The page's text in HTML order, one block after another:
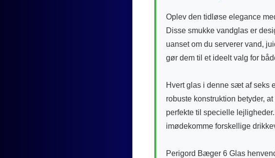
Oplev den tidløse elegance
Disse smukke vandglas er
uanset om du serverer vand,
gør dem til et ideelt valg for
Hvert glas i denne sæt af seks
robuste konstruktion betyder,
perfekte til specielle
imødekomme forskellige
Perigord Bæger 6 Glas